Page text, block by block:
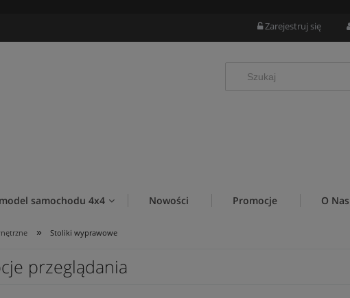
Zarejestruj się
samochodu 4x4 Nowości Promocje O Nas
» Stoliki wyprawowe
przeglądania